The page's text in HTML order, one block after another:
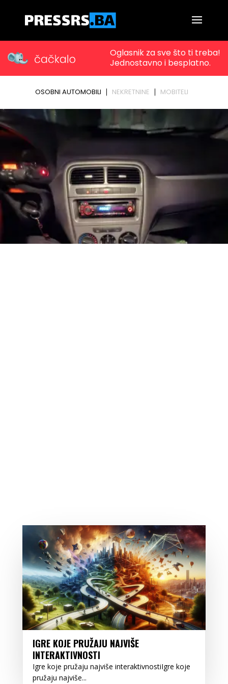
IGRE KOJE PRUŽAJU NAJVIŠE
INTERAKTIVNOSTI
Igre koje pružaju najviše interaktivnostiIgre koje
pružaju najviše...